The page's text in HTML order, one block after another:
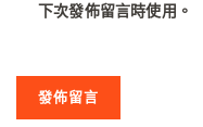
下次發佈留言時使用。